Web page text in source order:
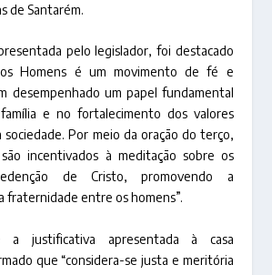
de Santarém.
pelo legislador, foi destacado
Homens é um movimento de fé e
desempenhado um papel fundamental
e no fortalecimento dos valores
sociedade. Por meio da oração do terço,
incentivados à meditação sobre os
de Cristo, promovendo a
fraternidade entre os homens”.
a justificativa apresentada à casa
que “considera-se justa e meritória